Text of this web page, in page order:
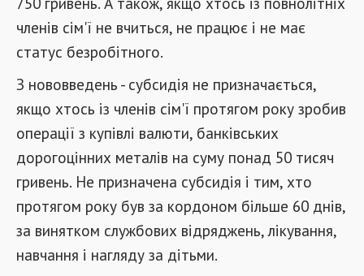
членів сім'ї не вчиться, не працює і не має
статус безробітного.
З нововведень - субсидія не призначається,
якщо хтось із членів сім'ї протягом року зробив
операції з купівлі валюти, банківських
дорогоцінних металів на суму понад 50 тисяч
гривень. Не призначена субсидія і тим, хто
протягом року був за кордоном більше 60 днів,
за винятком службових відряджень, лікування,
навчання і нагляду за дітьми.